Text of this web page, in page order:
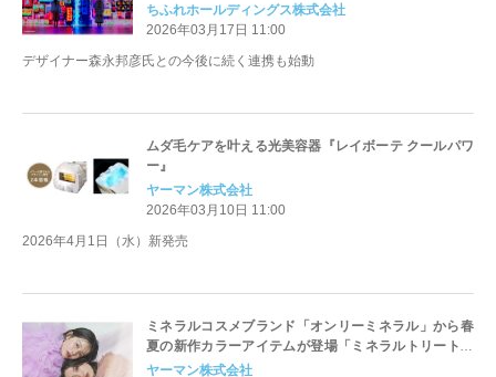
ちふれホールディングス株式会社
2026年03月17日 11:00
デザイナー森永邦彦氏との今後に続く連携も始動
ムダ毛ケアを叶える光美容器『レイボーテ クールパワ
ー』
ヤーマン株式会社
2026年03月10日 11:00
2026年4月1日（水）新発売
ミネラルコスメブランド「オンリーミネラル」から春
夏の新作カラーアイテムが登場「ミネラルトリートメ
ントルージュ」
ヤーマン株式会社